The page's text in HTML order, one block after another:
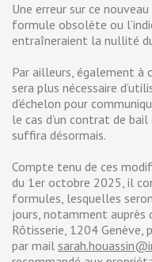
Une erreur sur ce
formule obsolète ou
entraîneraient la nullité
Par ailleurs, également à
sera plus nécessaire
d’échelon pour
le cas d’un contrat de
suffira désormais.
Compte tenu de ces
du 1er octobre 2025, il
formules, lesquelles
jours, notamment auprès
Rôtisserie, 1204
par mail